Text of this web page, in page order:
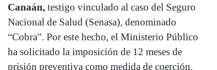
Canaán, testigo vinculado al caso del Seguro
Nacional de Salud (Senasa), denominado
“Cobra”. Por este hecho, el Ministerio Público
ha solicitado la imposición de 12 meses de
prisión preventiva como medida de coerción.